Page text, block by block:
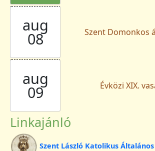
aug
08 Szent Domonkos
aug
09 Évközi XIX.
Linkajánló
Szent László Katolikus